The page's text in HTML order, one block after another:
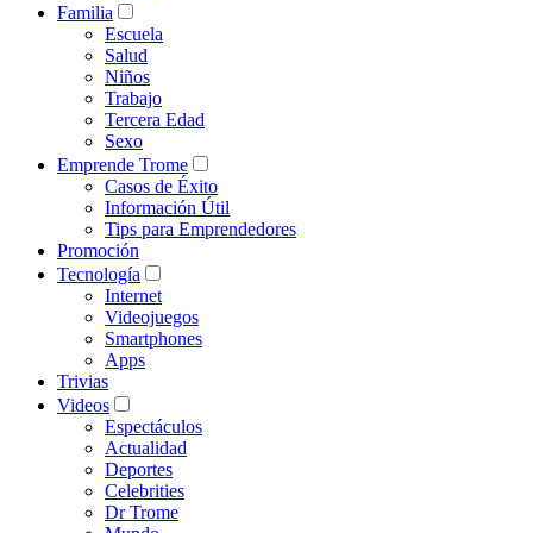
Familia
Escuela
Salud
Niños
Trabajo
Tercera Edad
Sexo
Emprende Trome
Casos de Éxito
Información Útil
Tips para Emprendedores
Promoción
Tecnología
Internet
Videojuegos
Smartphones
Apps
Trivias
Videos
Espectáculos
Actualidad
Deportes
Celebrities
Dr Trome